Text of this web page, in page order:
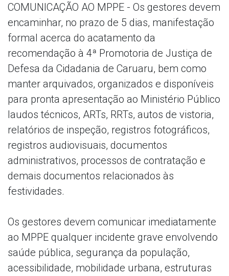
COMUNICAÇÃO AO MPPE - Os gestores devem
encaminhar, no prazo de 5 dias, manifestação
formal acerca do acatamento da
recomendação à 4ª Promotoria de Justiça de
Defesa da Cidadania de Caruaru, bem como
manter arquivados, organizados e disponíveis
para pronta apresentação ao Ministério Público
laudos técnicos, ARTs, RRTs, autos de vistoria,
relatórios de inspeção, registros fotográficos,
registros audiovisuais, documentos
administrativos, processos de contratação e
demais documentos relacionados às
festividades.
Os gestores devem comunicar imediatamente
ao MPPE qualquer incidente grave envolvendo
saúde pública, segurança da população,
acessibilidade, mobilidade urbana, estruturas